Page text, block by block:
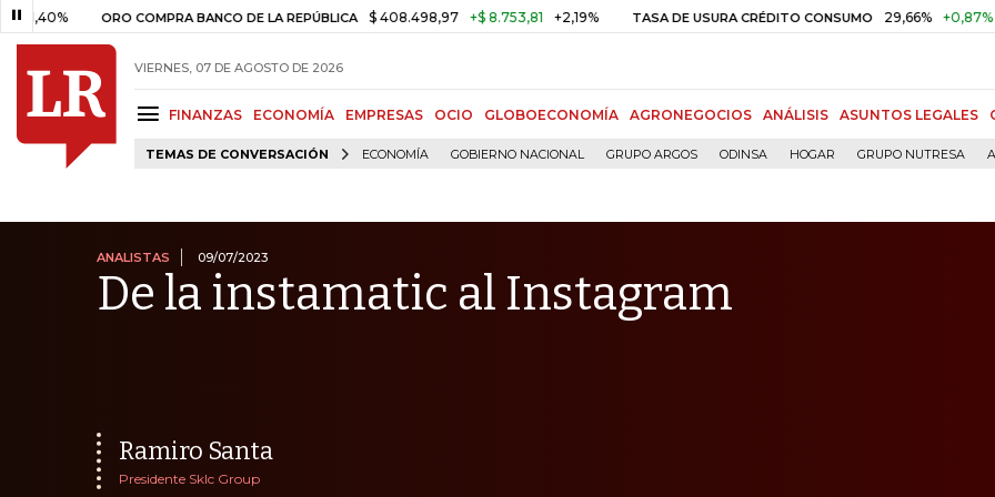
ORO COMPRA BANCO DE LA REPÚBLICA $ 408.498,97 +$ 8.753,81 +2,19% TASA DE USURA CRÉDITO CONSUMO 29,66% +0,87% +3,02%
VIERNES, 07 DE AGOSTO DE 2026
FINANZAS ECONOMÍA EMPRESAS OCIO GLOBOECONOMÍA AGRONEGOCIOS ANÁLISIS ASUNTOS LEGALES
TEMAS DE CONVERSACIÓN ECONOMÍA GOBIERNO NACIONAL GRUPO ARGOS ODINSA HOGAR GRUPO NUTRESA
ANALISTAS 09/07/2023
De la instamatic al Instagram
Ramiro Santa
Presidente Sklc Group